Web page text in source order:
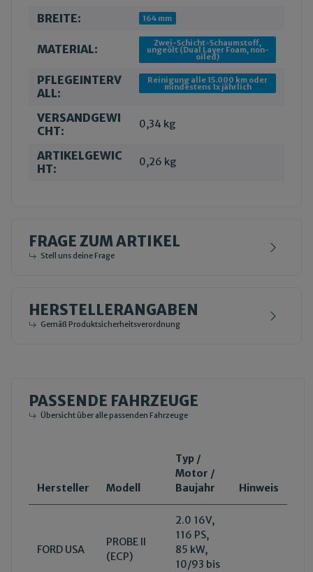
BREITE:
164 mm
MATERIAL: Zwei-Schicht-Schaumstoff,
ungeölt (Dual Layer Foam, non-
oiled)
PFLEGEINTERV
ALL:
Reinigung alle 15.000 km oder
mindestens 1x jährlich
VERSANDGEWI
CHT:
0,34 kg
ARTIKELGEWIC
HT:
0,26 kg
FRAGE ZUM ARTIKEL
Stell uns deine Frage
HERSTELLERANGABEN
Gemäß Produktsicherheitsverordnung
PASSENDE FAHRZEUGE
Übersicht über alle passenden Fahrzeuge
Hersteller Modell
Typ /
Motor /
Baujahr
Hinweis
FORD USA
PROBE II
(ECP)
2.0 16V,
116 PS,
85 kW,
10/93 bis